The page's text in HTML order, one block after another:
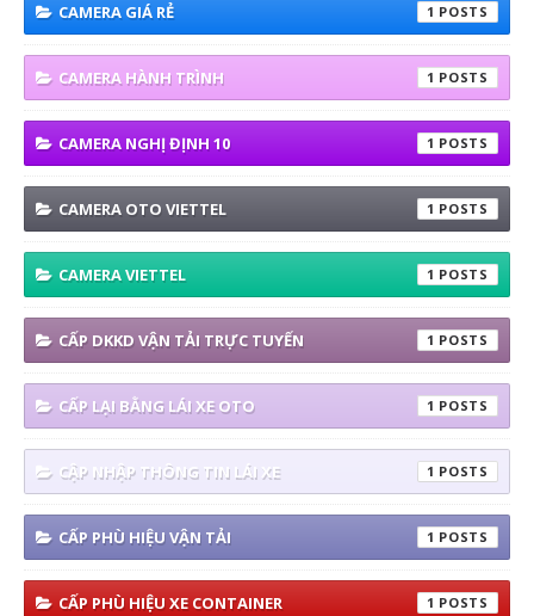
CAMERA GIÁ RẺ 1
CAMERA HÀNH TRÌNH 1
CAMERA NGHỊ ĐỊNH 10 1
CAMERA OTO VIETTEL 1
CAMERA VIETTEL 1
CẤP DKKD VẬN TẢI TRỰC TUYẾN 1
CẤP LẠI BẰNG LÁI XE OTO 1
CẬP NHẬP THÔNG TIN LÁI XE 1
CẤP PHÙ HIỆU VẬN TẢI 1
CẤP PHÙ HIỆU XE CONTAINER 1